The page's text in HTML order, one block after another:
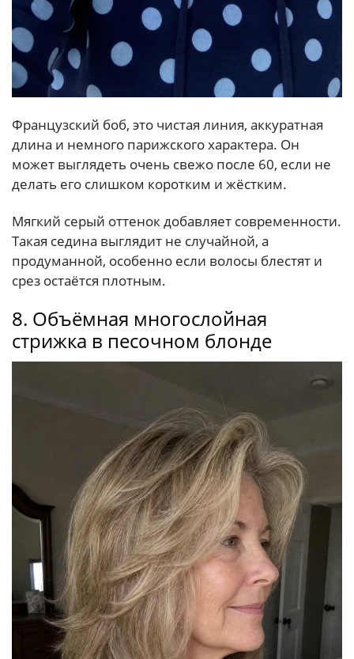
Французский боб, это чистая линия, аккуратная
длина и немного парижского характера. Он
может выглядеть очень свежо после 60, если не
делать его слишком коротким и жёстким.
Мягкий серый оттенок добавляет современности.
Такая седина выглядит не случайной, а
продуманной, особенно если волосы блестят и
срез остаётся плотным.
8. Объёмная многослойная
стрижка в песочном блонде